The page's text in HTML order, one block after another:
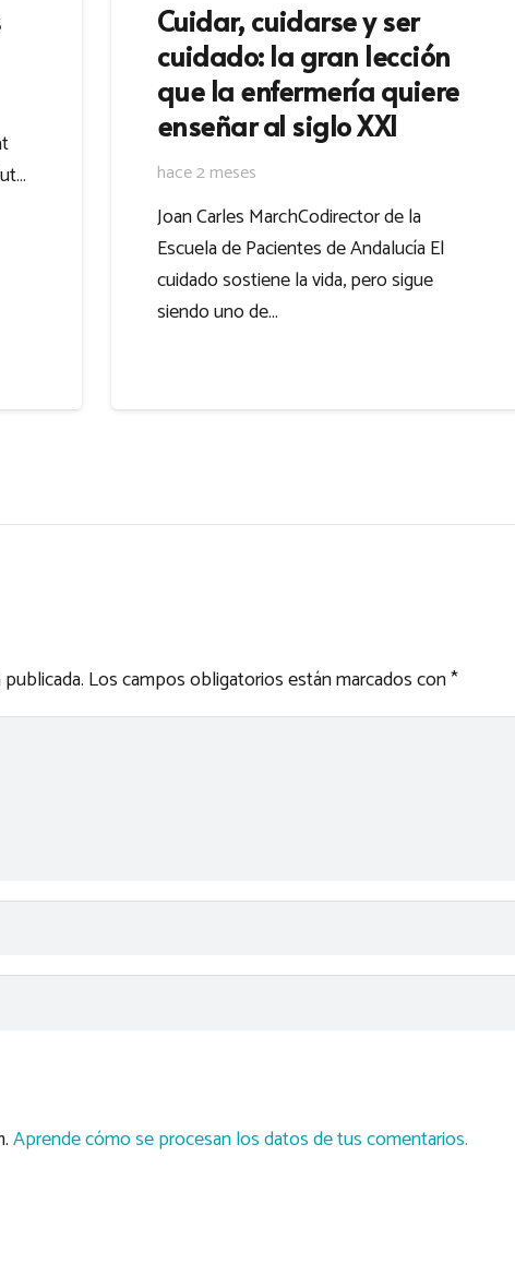
Cuidar, cuidarse y ser
cuidado: la gran lección
que la enfermería quiere
enseñar al siglo XXI
hace 2 meses
Joan Carles MarchCodirector de la
Escuela de Pacientes de Andalucía El
cuidado sostiene la vida, pero sigue
siendo uno de…
Los campos obligatorios están marcados con*
Aprende cómo se procesan los datos de tus comentarios.